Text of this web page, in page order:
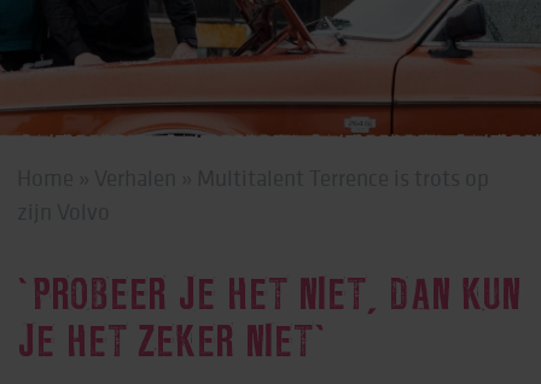
‘PROBEER JE HET NIET, DAN KUN
JE HET ZEKER NIET’